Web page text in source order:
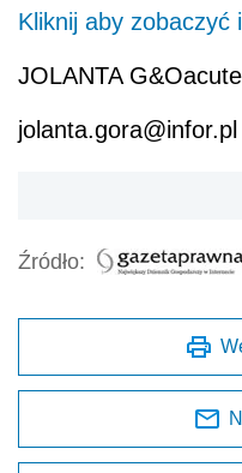
Kliknij aby zobaczyć
JOLANTA
jolanta.gora@infor.pl
Źródło: